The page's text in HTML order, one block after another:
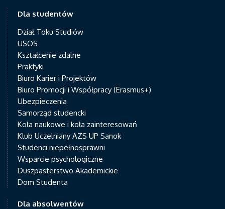
Dla studentów
Dział Toku Studiów
USOS
Kształcenie zdalne
Praktyki
Biuro Karier i Projektów
Biuro Promocji i Współpracy (Erasmus+)
Ubezpieczenia
Samorząd studencki
Koła naukowe i koła zainteresowań
Klub Uczelniany AZS UP Sanok
Studenci niepełnosprawni
Wsparcie psychologiczne
Duszpasterstwo Akademickie
Dom Studenta
Dla absolwentów